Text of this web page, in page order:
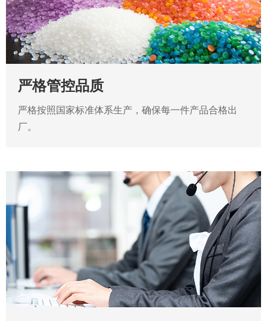
严格管控品质
严格按照国家标准体系生产，确保每一件产品合格出
厂。